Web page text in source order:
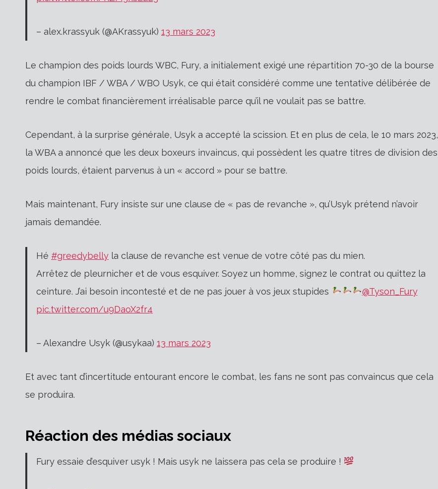
– alex.krassyuk (@AKrassyuk) 13 mars 2023
Le champion des poids lourds WBC, Fury, a initialement exigé une répartition 70-30 de la bourse
du champion IBF / WBA / WBO Usyk, ce qui était considéré comme une tentative délibérée de
rendre le combat financièrement irréalisable parce qu’il ne voulait pas se battre.
Cependant, à la surprise générale, Usyk a accepté la scission. Et en plus de cela, le 10 mars 2023,
la WBA a annoncé que les deux boxeurs invaincus, qui possèdent les quatre titres de division des
poids lourds, étaient parvenus à un « accord » pour se battre.
Mais maintenant, Fury insiste sur une clause de « pas de revanche », qu’Usyk prétend n’avoir
jamais demandée.
Hé #greedybelly la clause de revanche est venue de votre côté pas du mien.
Arrêtez de pleurnicher et de vous esquiver. Soyez un homme, signez le contrat ou quittez la
ceinture. J’ai besoin incontesté et de ne pas jouer à vos jeux stupides
@Tyson_Fury
pic.twitter.com/u9DaoX2fr4
– Alexandre Usyk (@usykaa) 13 mars 2023
Et avec tant d’incertitude entourant encore le combat, les fans ne sont pas convaincus que cela
se produira.
Réaction des médias sociaux
Fury essaie d’esquiver usyk ! Mais usyk ne laissera pas cela se produire !